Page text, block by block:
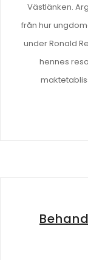
Västlänken.
från hur
under Ronald
hennes